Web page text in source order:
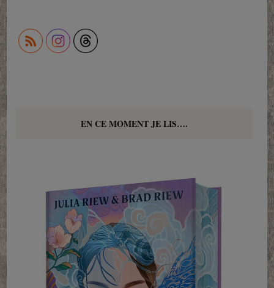
EN CE MOMENT JE LIS….